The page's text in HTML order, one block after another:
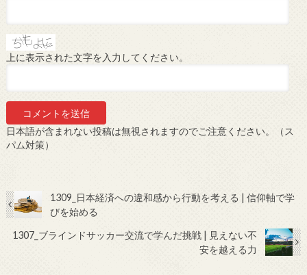
上に表示された文字を入力してください。
日本語が含まれない投稿は無視されますのでご注意ください。（ス
パム対策）
1309_日本経済への違和感から行動を考える | 信仰軸で学
びを始める
1307_ブラインドサッカー交流で学んだ挑戦 | 見えない不
安を越える力